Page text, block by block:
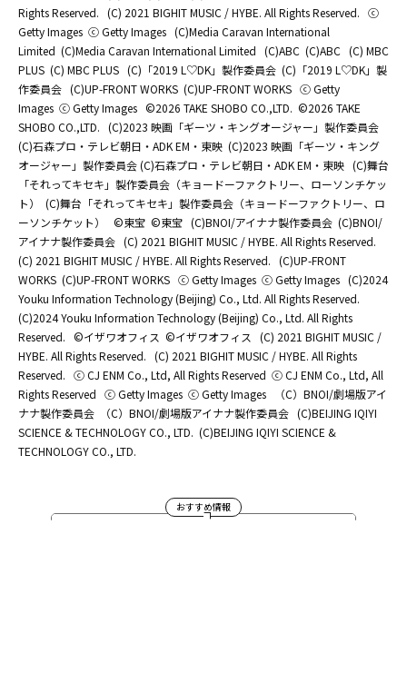
Rights Reserved. (C) 2021 BIGHIT MUSIC / HYBE. All Rights Reserved. ⓒ
Getty Images ⓒ Getty Images (C)Media Caravan International
Limited (C)Media Caravan International Limited (C)ABC (C)ABC (C) MBC
PLUS (C) MBC PLUS (C)「2019 L♡DK」製作委員会 (C)「2019 L♡DK」製
作委員会 (C)UP-FRONT WORKS (C)UP-FRONT WORKS ⓒ Getty
Images ⓒ Getty Images ©2026 TAKE SHOBO CO.,LTD. ©2026 TAKE
SHOBO CO.,LTD. (C)2023 映画「ギーツ・キングオージャー」製作委員会
(C)石森プロ・テレビ朝日・ADK EM・東映 (C)2023 映画「ギーツ・キング
オージャー」製作委員会 (C)石森プロ・テレビ朝日・ADK EM・東映 (C)舞台
「それってキセキ」製作委員会（キョードーファクトリー、ローソンチケッ
ト）
(C)舞台「それってキセキ」製作委員会（キョードーファクトリー、ロ
ーソンチケット）
©東宝 ©東宝 (C)BNOI/アイナナ製作委員会 (C)BNOI/
アイナナ製作委員会 (C) 2021 BIGHIT MUSIC / HYBE. All Rights Reserved.
(C) 2021 BIGHIT MUSIC / HYBE. All Rights Reserved. (C)UP-FRONT
WORKS (C)UP-FRONT WORKS ⓒ Getty Images ⓒ Getty Images (C)2024
Youku Information Technology (Beijing) Co., Ltd. All Rights Reserved.
(C)2024 Youku Information Technology (Beijing) Co., Ltd. All Rights
Reserved. ©イザワオフィス ©イザワオフィス
(C) 2021 BIGHIT MUSIC /
HYBE. All Rights Reserved. (C) 2021 BIGHIT MUSIC / HYBE. All Rights
Reserved. ⓒ CJ ENM Co., Ltd, All Rights Reserved ⓒ CJ ENM Co., Ltd, All
Rights Reserved ⓒ Getty Images ⓒ Getty Images
（C）BNOI/劇場版アイ
ナナ製作委員会
（C）BNOI/劇場版アイナナ製作委員会 (C)BEIJING IQIYI
SCIENCE & TECHNOLOGY CO., LTD. (C)BEIJING IQIYI SCIENCE &
TECHNOLOGY CO., LTD.
おすすめ情報